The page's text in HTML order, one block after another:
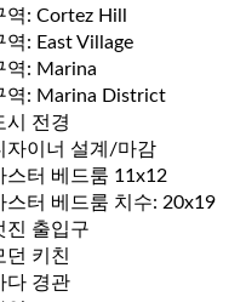
역: Cortez Hill
역: East Village
역: Marina
역: Marina District
시 전경
자이너 설계/마감
스터 베드룸 11x12
스터 베드룸 치수: 20x19
진 출입구
던 키친
다 경관